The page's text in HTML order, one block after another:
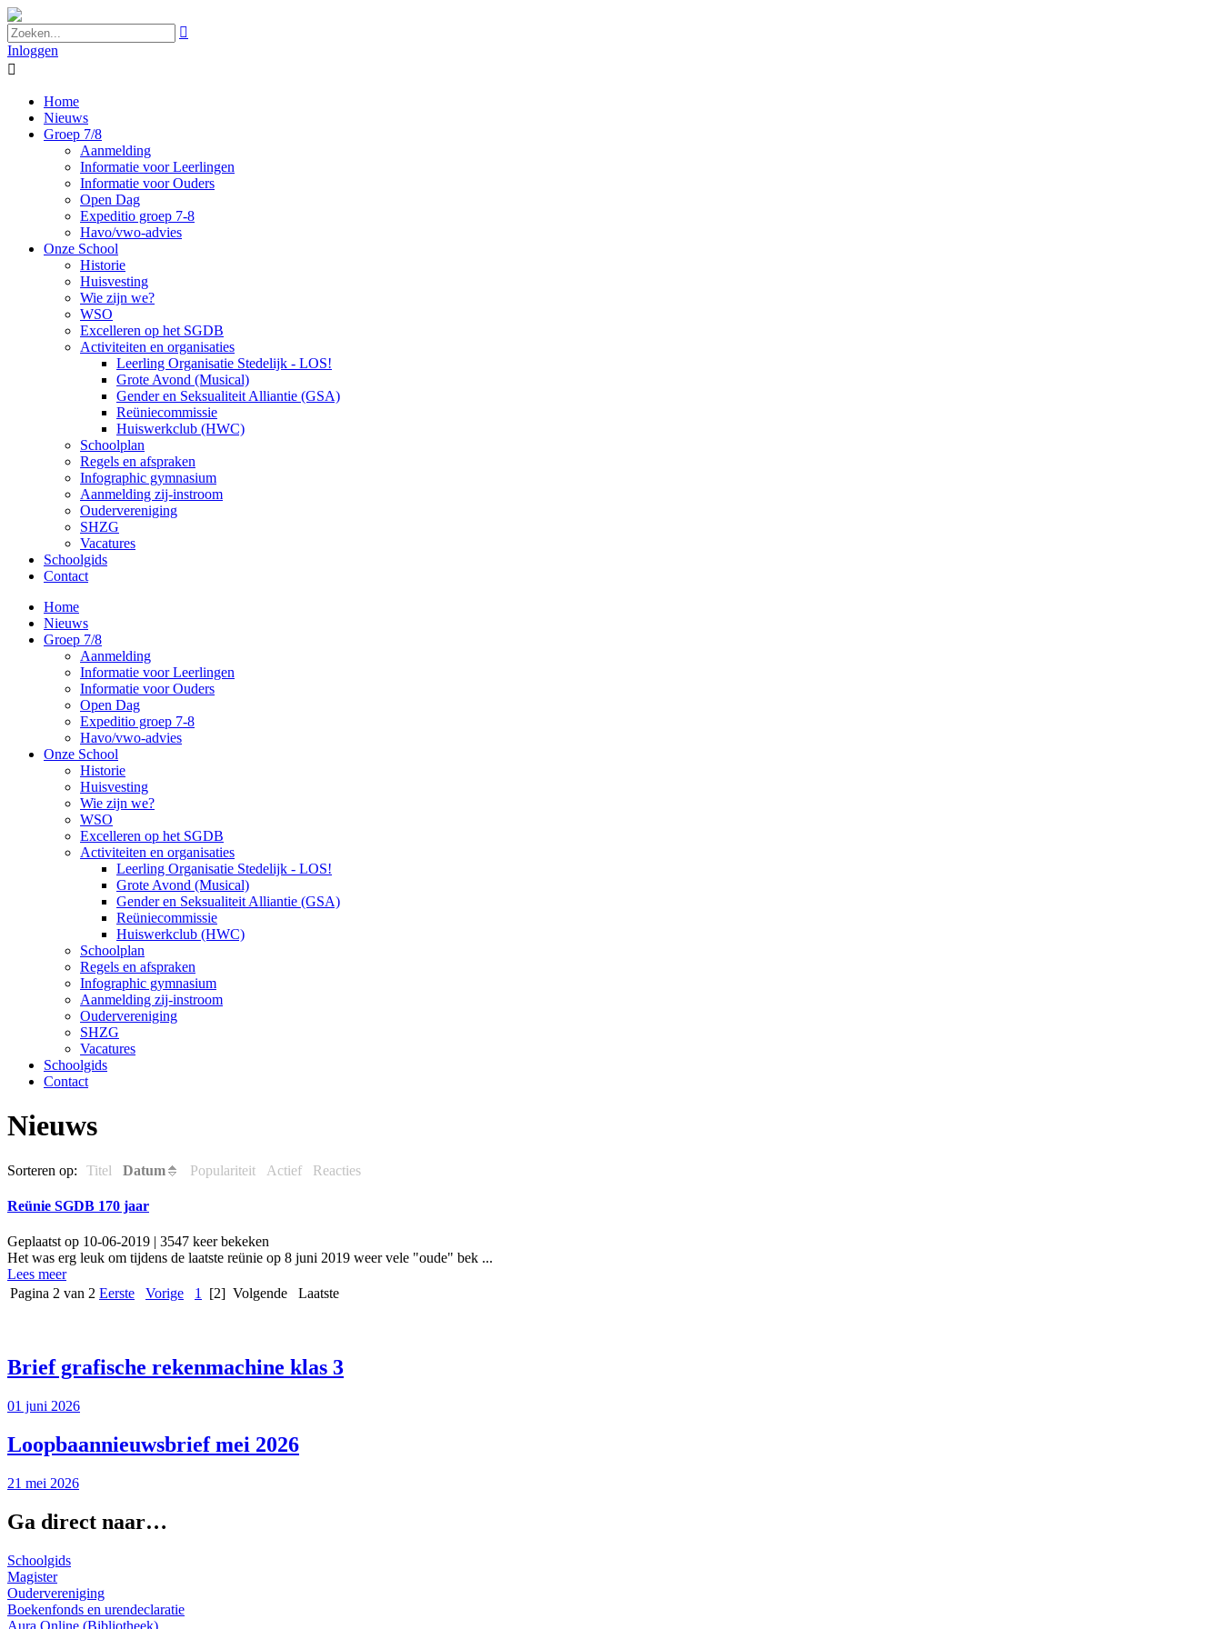

Inloggen

Home
Nieuws
Groep 7/8
Aanmelding
Informatie voor Leerlingen
Informatie voor Ouders
Open Dag
Expeditio groep 7-8
Havo/vwo-advies
Onze School
Historie
Huisvesting
Wie zijn we?
WSO
Excelleren op het SGDB
Activiteiten en organisaties
Leerling Organisatie Stedelijk - LOS!
Grote Avond (Musical)
Gender en Seksualiteit Alliantie (GSA)
Reüniecommissie
Huiswerkclub (HWC)
Schoolplan
Regels en afspraken
Infographic gymnasium
Aanmelding zij-instroom
Oudervereniging
SHZG
Vacatures
Schoolgids
Contact
Home
Nieuws
Groep 7/8
Aanmelding
Informatie voor Leerlingen
Informatie voor Ouders
Open Dag
Expeditio groep 7-8
Havo/vwo-advies
Onze School
Historie
Huisvesting
Wie zijn we?
WSO
Excelleren op het SGDB
Activiteiten en organisaties
Leerling Organisatie Stedelijk - LOS!
Grote Avond (Musical)
Gender en Seksualiteit Alliantie (GSA)
Reüniecommissie
Huiswerkclub (HWC)
Schoolplan
Regels en afspraken
Infographic gymnasium
Aanmelding zij-instroom
Oudervereniging
SHZG
Vacatures
Schoolgids
Contact
Nieuws
Sorteren op: Titel Datum Populariteit Actief Reacties
Reünie SGDB 170 jaar
Geplaatst op 10-06-2019 | 3547 keer bekeken
Het was erg leuk om tijdens de laatste reünie op 8 juni 2019 weer vele "oude" bek ...
Lees meer
Pagina 2 van 2 Eerste Vorige 1 [2] Volgende Laatste
Brief grafische rekenmachine klas 3
01 juni 2026
Loopbaannieuwsbrief mei 2026
21 mei 2026
Ga direct naar…
Schoolgids
Magister
Oudervereniging
Boekenfonds en urendeclaratie
Aura Online (Bibliotheek)